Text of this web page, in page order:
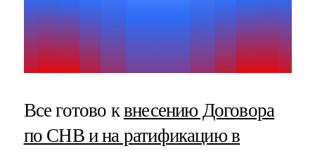
Все готово квнесению Договора
по СНВ и на ратификацию в